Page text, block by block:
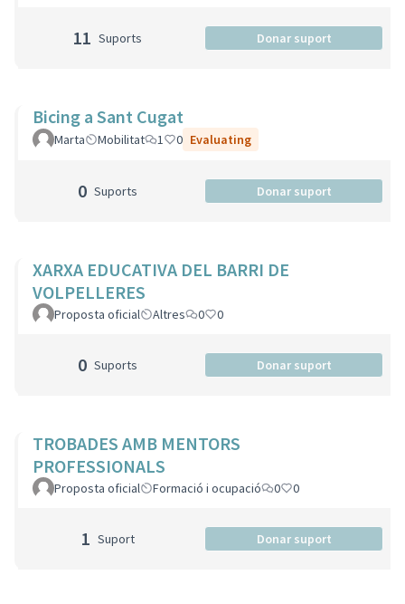
11 Suports Donar suport
Bicing a Sant Cugat
Marta Mobilitat 1 0 Evaluating
0 Suports Donar suport
XARXA EDUCATIVA DEL BARRI DE
VOLPELLERES
Proposta oficial Altres 0 0
0 Suports Donar suport
TROBADES AMB MENTORS
PROFESSIONALS
Proposta oficial Formació i ocupació 0 0
1 Suport Donar suport